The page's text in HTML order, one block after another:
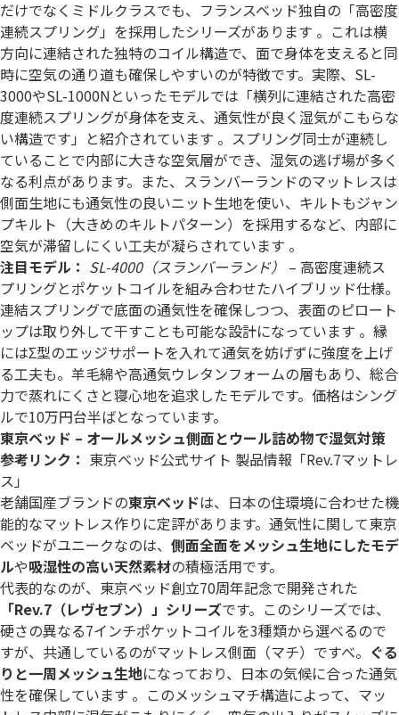
だけでなくミドルクラスでも、フランスベッド独自の「高密度
連続スプリング」を採用したシリーズがあります 。これは横
方向に連結された独特のコイル構造で、面で身体を支えると同
時に空気の通り道も確保しやすいのが特徴です。実際、SL-
3000やSL-1000Nといったモデルでは「横列に連結された高密
度連続スプリングが身体を支え、通気性が良く湿気がこもらな
い構造です」と紹介されています 。スプリング同士が連続し
ていることで内部に大きな空気層ができ、湿気の逃げ場が多く
なる利点があります。また、スランバーランドのマットレスは
側面生地にも通気性の良いニット生地を使い、キルトもジャン
プキルト（大きめのキルトパターン）を採用するなど、内部に
空気が滞留しにくい工夫が凝らされています 。
注目モデル： SL-4000（スランバーランド） – 高密度連続ス
プリングとポケットコイルを組み合わせたハイブリッド仕様。
連結スプリングで底面の通気性を確保しつつ、表面のピロート
ップは取り外して干すことも可能な設計になっています 。縁
にはΣ型のエッジサポートを入れて通気を妨げずに強度を上げ
る工夫も。羊毛綿や高通気ウレタンフォームの層もあり、総合
力で蒸れにくさと寝心地を追求したモデルです。価格はシング
ルで10万円台半ばとなっています。
東京ベッド – オールメッシュ側面とウール詰め物で湿気対策
参考リンク： 東京ベッド公式サイト 製品情報「Rev.7マットレ
ス」
老舗国産ブランドの東京ベッドは、日本の住環境に合わせた機
能的なマットレス作りに定評があります。通気性に関して東京
ベッドがユニークなのは、 側面全面をメッシュ生地にしたモデ
ルや吸湿性の高い天然素材の積極活用です。
代表的なのが、東京ベッド創立70周年記念で開発された
「Rev.7（レヴセブン）」シリーズです。このシリーズでは、
硬さの異なる7インチポケットコイルを3種類から選べるので
すが、共通しているのがマットレス側面（マチ）ですべ。 ぐる
りと一周メッシュ生地になっており、日本の気候に合った通気
性を確保しています 。このメッシュマチ構造によって、マッ